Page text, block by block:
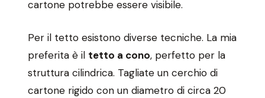
cartone potrebbe essere visibile.
Per il tetto esistono diverse tecniche. La mia
preferita è il tetto a cono, perfetto per la
struttura cilindrica. Tagliate un cerchio di
cartone rigido con un diametro di circa 20